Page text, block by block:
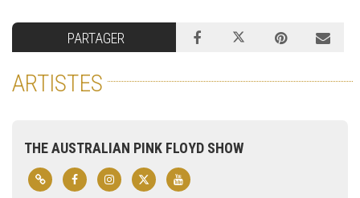
PARTAGER
ARTISTES
THE AUSTRALIAN PINK FLOYD SHOW